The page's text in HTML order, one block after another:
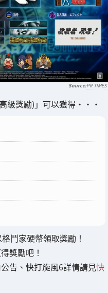
PR TIMES
級獎勵)」可以獲得・・・
鬥家硬幣領取獎勵！
獎勵吧！
告、快打旋風6詳情請見快